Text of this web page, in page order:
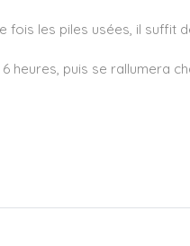
fois les piles usées, il suffit
heures, puis se rallumera